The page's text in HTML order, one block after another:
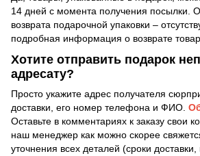
14 дней с момента получения посылки.
возврата подарочной упаковки –
подробная информация о возврате
Хотите отправить подарок
адресату?
Просто укажите адрес получателя
доставки, его номер телефона и ФИО.
Оставьте в комментариях к заказу свои
наш менеджер как можно скорее
уточнения всех деталей (сроки